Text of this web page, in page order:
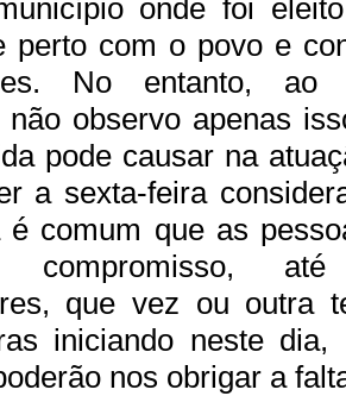
onde foi
perto com o povo e
No entanto,
não observo apenas
pode causar na
a sexta-feira
é comum que as
que vez ou outra
iniciando neste
nos obrigar a